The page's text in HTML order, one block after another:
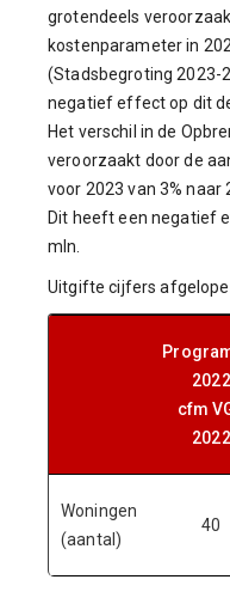
grotendeels
kostenparameter in
(Stadsbegroting 2023-
negatief effect op dit
Het verschil in de
veroorzaakt door de
voor 2023 van 3%
Dit heeft een negatief
mln.
Uitgifte cijfers
2022
cfm
2022
Woningen
(aantal)
40